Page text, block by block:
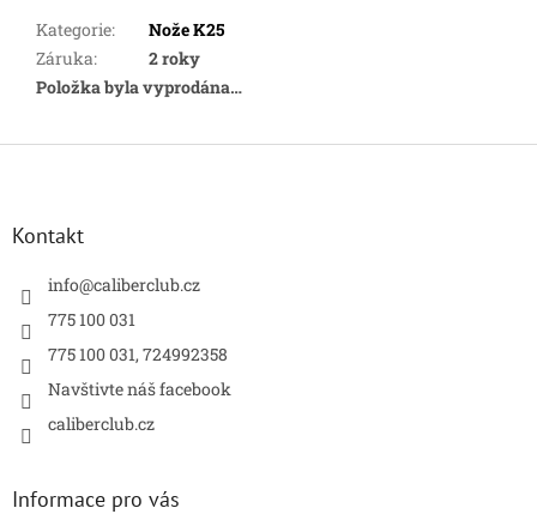
Kategorie:
Nože K25
Záruka:
2 roky
Položka byla vyprodána…
Z
Kontakt
info@caliberclub.cz
775 100 031
775 100 031, 724992358
Navštivte náš facebook
caliberclub.cz
Informace pro vás